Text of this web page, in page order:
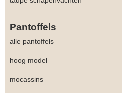
Pantoffels
alle pantoffels
hoog model
mocassins